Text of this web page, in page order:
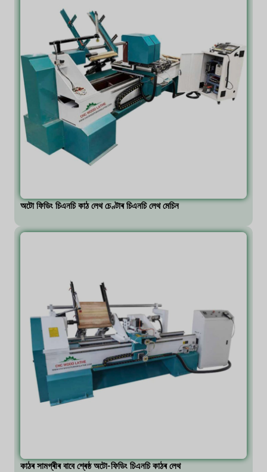
অটো ফিডিং চিএনচি কাঠ লেথ চেণ্টাৰ চিএনচি লেথ মেচিন
কাঠৰ সামগ্ৰীৰ বাবে শ্ৰেষ্ঠ অটো-ফিডিং চিএনচি কাঠৰ লেথ